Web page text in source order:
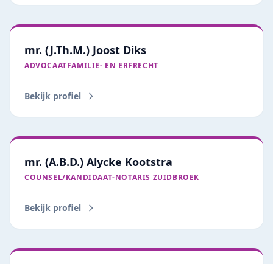
mr. (J.Th.M.) Joost Diks
ADVOCAATFAMILIE- EN ERFRECHT
Bekijk profiel
mr. (A.B.D.) Alycke Kootstra
COUNSEL/KANDIDAAT‑NOTARIS ZUIDBROEK
Bekijk profiel